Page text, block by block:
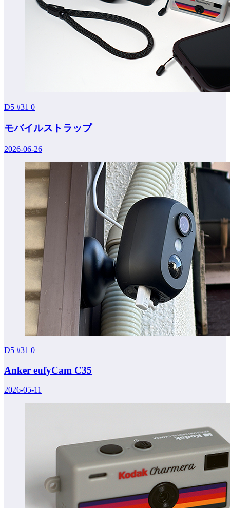
D5 #31 0
モバイルストラップ
2026-06-26
D5 #31 0
Anker eufyCam C35
2026-05-11